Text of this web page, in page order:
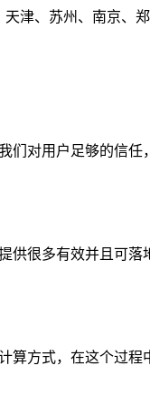
津、苏州、南京、
对用户足够的信任
供很多有效并且可
算方式，在这个过